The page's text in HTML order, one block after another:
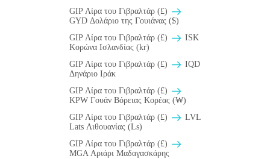
GIP Λίρα του Γιβραλτάρ (£)
GYD Δολάριο της Γουιάνας ($)
GIP Λίρα του Γιβραλτάρ (£)
ISK
Κορώνα Ισλανδίας (kr)
GIP Λίρα του Γιβραλτάρ (£)
IQD
Δηνάριο Ιράκ
GIP Λίρα του Γιβραλτάρ (£)
KPW Γουάν Βόρειας Κορέας (₩)
GIP Λίρα του Γιβραλτάρ (£)
LVL
Lats Λιθουανίας (Ls)
GIP Λίρα του Γιβραλτάρ (£)
MGA Αριάρι Μαδαγασκάρης